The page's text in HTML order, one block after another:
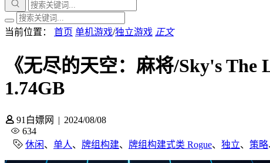
当前位置： 首页 单机游戏/独立游戏 正文
《无尽的天空：麻将/Sky's
1.74GB
91白嫖网 | 2024/08/08
634
休闲 、 单人、 牌组构建、 牌组构建式类 Rogue、 独立、 策略